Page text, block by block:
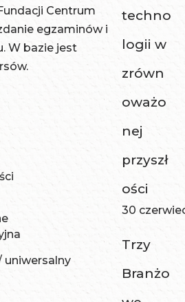
Centrum
egzaminów i
W bazie jest
uniwersalny
techno
logii w
zrówn
oważo
nej
przyszł
ości
30
Trzy
Branżo